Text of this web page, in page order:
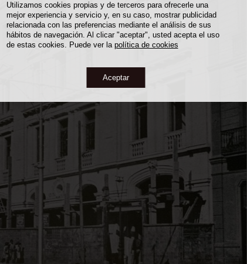
Utilizamos cookies propias y de terceros para ofrecerle una
mejor experiencia y servicio y, en su caso, mostrar publicidad
relacionada con las preferencias mediante el análisis de sus
hábitos de navegación. Al clicar "aceptar", usted acepta el uso
de estas cookies. Puede ver la política de cookies
Aceptar